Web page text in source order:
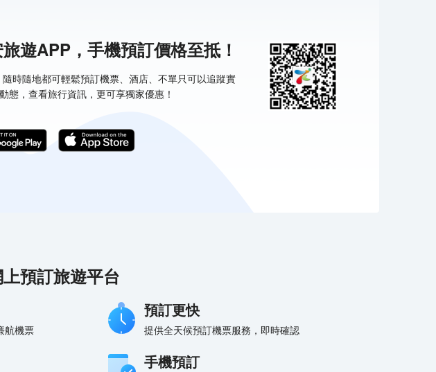
遊APP，手機預訂價格至抵！
隨時隨地都可輕鬆預訂機票、酒店、不單只可以追蹤實
態，查看旅行資訊，更可享獨家優惠！
預訂旅遊平台
航機票
預訂更快
提供全天候預訂機票服務，即時確認
手機預訂